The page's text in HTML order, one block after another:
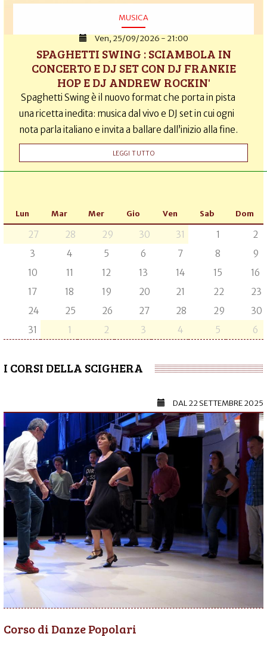
MUSICA
Ven, 25/09/2026 - 21:00
SPAGHETTI SWING : SCIAMBOLA IN
CONCERTO E DJ SET CON DJ FRANKIE
HOP E DJ ANDREW ROCKIN'
Spaghetti Swing è il nuovo format che porta in pista
una ricetta inedita: musica dal vivo e DJ set in cui ogni
nota parla italiano e invita a ballare dall’inizio alla fine.
LEGGI TUTTO
Lun Mar Mer Gio Ven Sab Dom
27 28 29 30 31 1
2
3
4 5 6 7 8
9
10
11 12 13 14 15
16
17
18 19 20 21 22
23
24
25 26 27 28 29
30
31
1 2 3 4 5 6
I CORSI DELLA SCIGHERA
DAL22 SETTEMBRE 2025
Corso di Danze Popolari